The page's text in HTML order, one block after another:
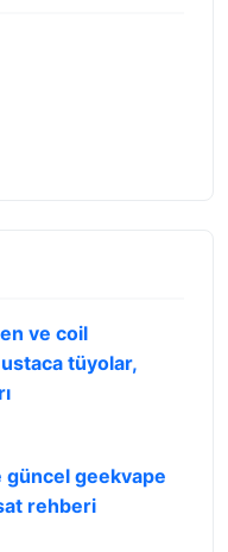
ve coil
tüyolar,
güncel geekvape
rehberi